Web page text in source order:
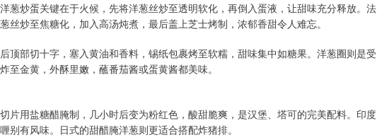
葱炒蛋关键在于火候，先将洋葱丝炒至透明软化，再倒入蛋液，让甜味充分释放。法
丝炒至焦糖化，加入高汤炖煮，最后盖上芝士烤制，浓郁香甜令人难忘。
顶部切十字，塞入黄油和香料，锡纸包裹烤至软糯，甜味集中如糖果。洋葱圈则是受
至金黄，外酥里嫩，蘸番茄酱或蛋黄酱都美味。
片用盐糖醋腌制，几小时后变为粉红色，酸甜脆爽，是汉堡、塔可的完美配料。印度
别有风味。日式的甜醋腌洋葱则更适合搭配炸猪排。